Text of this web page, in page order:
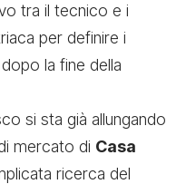
tra il tecnico e i
per definire i
la fine della
si sta già allungando
mercato di Casa
ricerca del